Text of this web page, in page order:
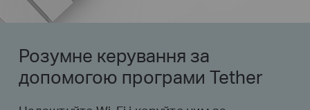
Розумне керування за
допомогою програми Tether